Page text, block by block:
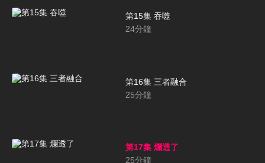
第15集 吞噬
24分鐘
第16集 三者融合
25分鐘
第17集 爛透了
25分鐘